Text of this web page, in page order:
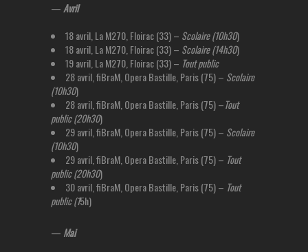
— Avril
18 avril, La M270, Floirac (33) – Scolaire (10h30)
18 avril, La M270, Floirac (33) – Scolaire (14h30)
19 avril, La M270, Floirac (33) – Tout public
28 avril, fiBraM, Opera Bastille, Paris (75) – Scolaire
(10h30)
28 avril, fiBraM, Opera Bastille, Paris (75) –Tout
public (20h30)
29 avril, fiBraM, Opera Bastille, Paris (75) – Scolaire
(10h30)
29 avril, fiBraM, Opera Bastille, Paris (75) – Tout
public (20h30)
30 avril, fiBraM, Opera Bastille, Paris (75) – Tout
public (15h)
— Mai